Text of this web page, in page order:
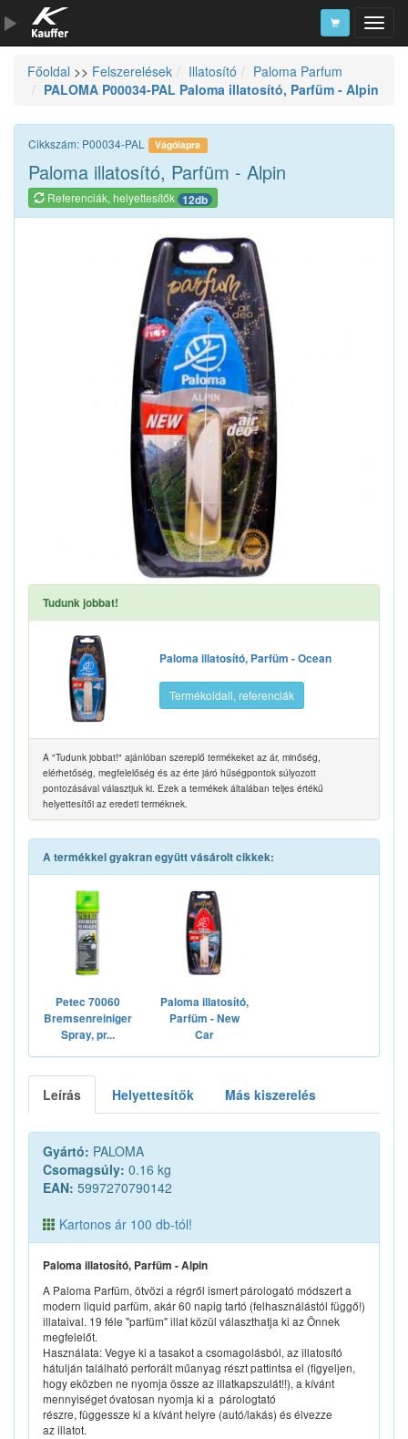
Szerszámkatalógus
Alkatrészek
Főoldal >> Felszerelések Illatosító
Paloma Parfum
PALOMA P00034-PAL Paloma illatosító, Parfüm - Alpin
Cikkszám: P00034-PAL Vágólapra
Paloma illatosító, Parfüm - Alpin
Referenciák, helyettesítők 12db
Tudunk jobbat!
Paloma illatosító, Parfüm - Ocean
Termékoldall, referenciák
A "Tudunk jobbat!" ajánlóban szereplő termékeket az ár, minőség,
elérhetőség, megfelelőség és az érte járó hűségpontok súlyozott
pontozásával választjuk ki. Ezek a termékek általában teljes értékű
helyettesítői az eredeti terméknek.
A termékkel gyakran együtt vásárolt cikkek:
Petec 70060
Bremsenreiniger
Spray, pr...
Paloma illatosító,
Parfüm - New
Car
Leírás Helyettesítők Más kiszerelés
Gyártó: PALOMA
Csomagsúly: 0.16 kg
EAN: 5997270790142
Kartonos ár 100 db-tól!
Paloma illatosító, Parfüm - Alpin
A Paloma Parfüm, ötvözi a régről ismert párologató módszert a
modern liquid parfüm, akár 60 napig tartó (felhasználástól függő!)
illataival. 19 féle "parfüm" illat közül választhatja ki az Önnek
megfelelőt.
Használata: Vegye ki a tasakot a csomagolásból, az illatosító
hátulján található perforált műanyag részt pattintsa el (figyeljen,
hogy eközben ne nyomja össze az illatkapszulát!!), a kívánt
mennyiséget óvatosan nyomja ki a párologtató
részre, függessze ki a kívánt helyre (autó/lakás) és élvezze
az illatot.